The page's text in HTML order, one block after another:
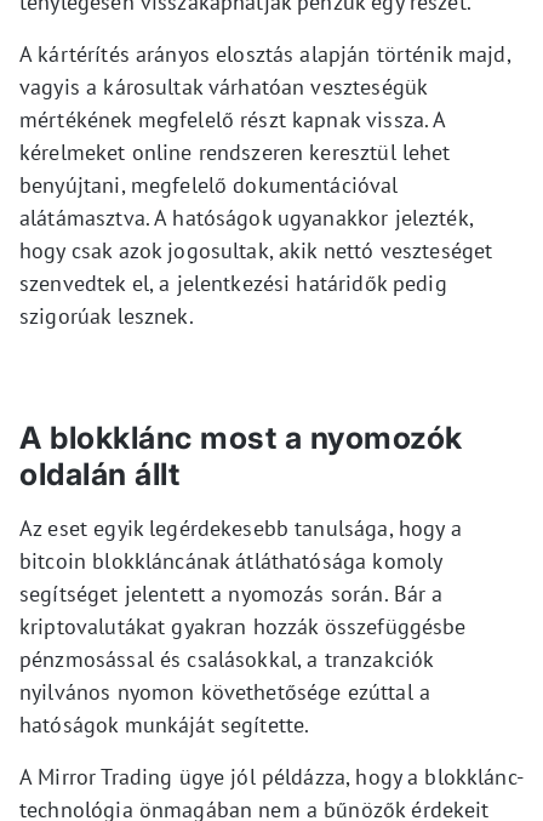
A kártérítés arányos elosztás alapján történik majd,
vagyis a károsultak várhatóan veszteségük
mértékének megfelelő részt kapnak vissza. A
kérelmeket online rendszeren keresztül lehet
benyújtani, megfelelő dokumentációval
alátámasztva. A hatóságok ugyanakkor jelezték,
hogy csak azok jogosultak, akik nettó veszteséget
szenvedtek el, a jelentkezési határidők pedig
szigorúak lesznek.
A blokklánc most a nyomozók
oldalán állt
Az eset egyik legérdekesebb tanulsága, hogy a
bitcoin blokkláncának átláthatósága komoly
segítséget jelentett a nyomozás során. Bár a
kriptovalutákat gyakran hozzák összefüggésbe
pénzmosással és csalásokkal, a tranzakciók
nyilvános nyomon követhetősége ezúttal a
hatóságok munkáját segítette.
A Mirror Trading ügye jól példázza, hogy a blokklánc-
technológia önmagában nem a bűnözők érdekeit